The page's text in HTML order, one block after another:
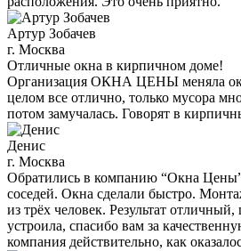
Артур Зобачев
г. Москва
Отличные окна в кирпичном доме!
Организация ОКНА ЦЕНЫ меняла
целом все отлично, только мусора
потом замучалась. Говорят в
Денис
г. Москва
Обратились в компанию “Окна
соседей. Окна сделали быстро.
из трёх человек. Результат
устроила, спасибо вам за
компания действительно, как